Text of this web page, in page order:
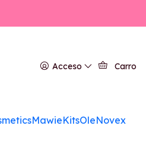
Acceso Carro
MawieKitsOleNovex